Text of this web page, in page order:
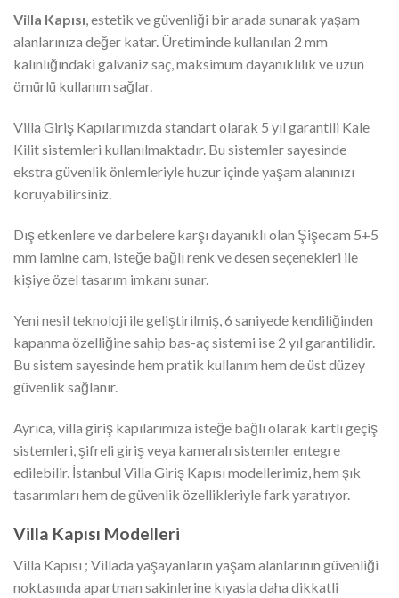
Villa Kapısı, estetik ve güvenliği bir arada sunarak yaşam
alanlarınıza değer katar. Üretiminde kullanılan 2 mm
kalınlığındaki galvaniz saç, maksimum dayanıklılık ve uzun
ömürlü kullanım sağlar.
Villa Giriş Kapılarımızda standart olarak 5 yıl garantili Kale
Kilit sistemleri kullanılmaktadır. Bu sistemler sayesinde
ekstra güvenlik önlemleriyle huzur içinde yaşam alanınızı
koruyabilirsiniz.
Dış etkenlere ve darbelere karşı dayanıklı olan Şişecam 5+5
mm lamine cam, isteğe bağlı renk ve desen seçenekleri ile
kişiye özel tasarım imkanı sunar.
Yeni nesil teknoloji ile geliştirilmiş, 6 saniyede kendiliğinden
kapanma özelliğine sahip bas-aç sistemi ise 2 yıl garantilidir.
Bu sistem sayesinde hem pratik kullanım hem de üst düzey
güvenlik sağlanır.
Ayrıca, villa giriş kapılarımıza isteğe bağlı olarak kartlı geçiş
sistemleri, şifreli giriş veya kameralı sistemler entegre
edilebilir. İstanbul Villa Giriş Kapısı modellerimiz, hem şık
tasarımları hem de güvenlik özellikleriyle fark yaratıyor.
Villa Kapısı Modelleri
Villa Kapısı ; Villada yaşayanların yaşam alanlarının güvenliği
noktasında apartman sakinlerine kıyasla daha dikkatli